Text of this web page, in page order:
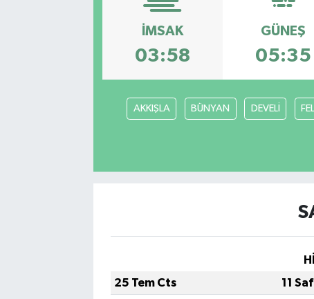
İMSAK
03:58
GÜNEŞ
05:35
AKKIŞLA BÜNYAN DEVELİ
25 Tem Cts
11
İLGİNÇ HABERLER